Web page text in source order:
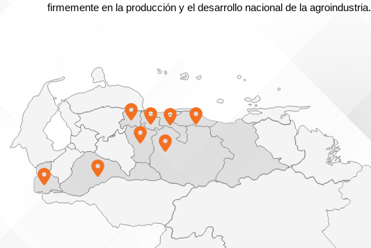
firmemente en la producción y el desarrollo nacional de la agroindustria.